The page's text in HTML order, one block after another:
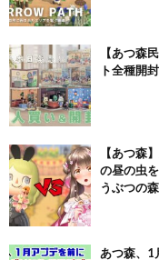
【あつ森
ト全種開
【あつ森
の昼の虫
うぶつの
あつ森、1